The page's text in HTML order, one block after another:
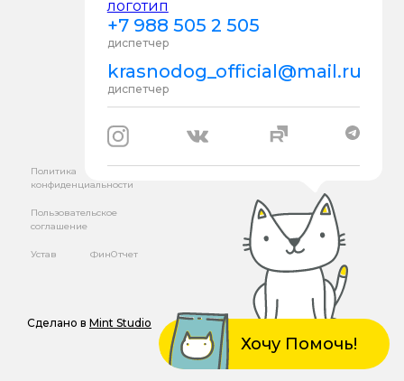
Хочу Помочь!
+7 988 505 2 505
диспетчер
krasnodog_official@mail.ru
диспетчер
Политика
конфиденциальности
Пользовательское
соглашение
Устав ФинОтчет
Сделано в Mint Studio